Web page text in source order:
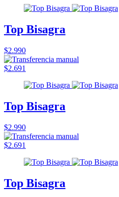
Top Bisagra
$2.990
$2.691
Top Bisagra
$2.990
$2.691
Top Bisagra